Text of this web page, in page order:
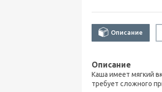
Описание
Описание
Каша имеет мягкий
требует сложного